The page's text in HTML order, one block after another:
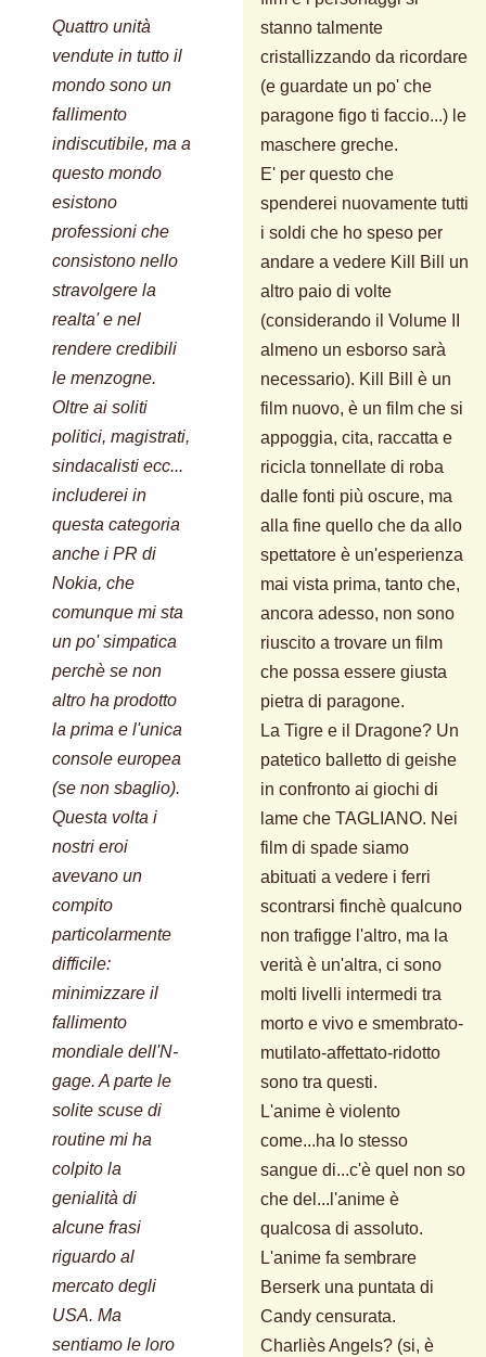
Quattro unità
vendute in tutto il
mondo sono un
fallimento
indiscutibile, ma a
questo mondo
esistono
professioni che
consistono nello
stravolgere la
realta' e nel
rendere credibili
le menzogne.
Oltre ai soliti
politici, magistrati,
sindacalisti ecc...
includerei in
questa categoria
anche i PR di
Nokia, che
comunque mi sta
un po' simpatica
perchè se non
altro ha prodotto
la prima e l'unica
console europea
(se non sbaglio).
Questa volta i
nostri eroi
avevano un
compito
particolarmente
difficile:
minimizzare il
fallimento
mondiale dell'N-
gage. A parte le
solite scuse di
routine mi ha
colpito la
genialità di
alcune frasi
riguardo al
mercato degli
USA. Ma
sentiamo le loro
stanno talmente
cristallizzando da ricordare
(e guardate un po' che
paragone figo ti faccio...) le
maschere greche.
E' per questo che
spenderei nuovamente tutti
i soldi che ho speso per
andare a vedere Kill Bill un
altro paio di volte
(considerando il Volume II
almeno un esborso sarà
necessario). Kill Bill è un
film nuovo, è un film che si
appoggia, cita, raccatta e
ricicla tonnellate di roba
dalle fonti più oscure, ma
alla fine quello che da allo
spettatore è un'esperienza
mai vista prima, tanto che,
ancora adesso, non sono
riuscito a trovare un film
che possa essere giusta
pietra di paragone.
La Tigre e il Dragone? Un
patetico balletto di geishe
in confronto ai giochi di
lame che TAGLIANO. Nei
film di spade siamo
abituati a vedere i ferri
scontrarsi finchè qualcuno
non trafigge l'altro, ma la
verità è un'altra, ci sono
molti livelli intermedi tra
morto e vivo e smembrato-
mutilato-affettato-ridotto
sono tra questi.
L'anime è violento
come...ha lo stesso
sangue di...c'è quel non so
che del...l'anime è
qualcosa di assoluto.
L'anime fa sembrare
Berserk una puntata di
Candy censurata.
Charliès Angels? (si, è